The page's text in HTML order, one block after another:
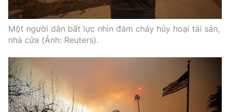
Một người dân bất lực nhìn đám cháy hủy hoại tài sản,
nhà cửa (Ảnh: Reuters).